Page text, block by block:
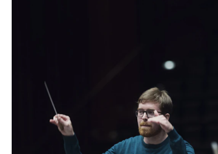
Biblioteket
Salane våre
Studentutvalet SUT (student.nmh.no)